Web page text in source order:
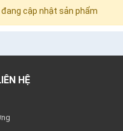
đang cập nhật sản phẩm
HỆ